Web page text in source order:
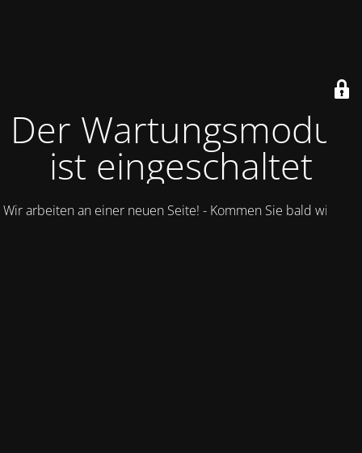
Der Wartungsmodus
ist eingeschaltet
Wir arbeiten an einer neuen Seite! - Kommen Sie bald wieder.